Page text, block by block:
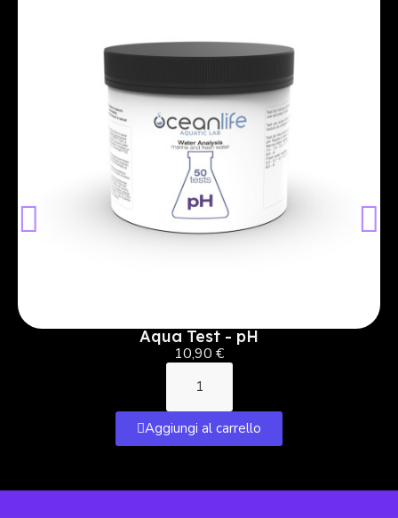
Aqua Test - pH
10,90 €
Aggiungi al carrello